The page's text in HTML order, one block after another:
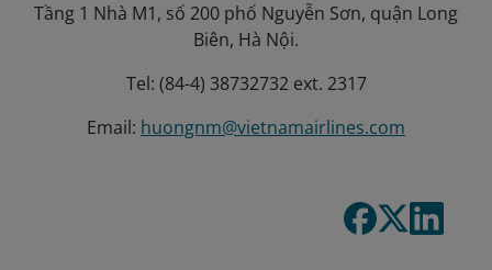
Tầng 1 Nhà M1, số 200 phố Nguyễn Sơn, quận Long
Biên, Hà Nội.
Tel: (84-4) 38732732 ext. 2317
Email: huongnm@vietnamairlines.com